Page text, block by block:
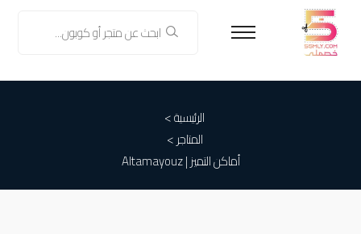
الرئيسية >
المتاجر >
أماكن التميز | Altamayouz